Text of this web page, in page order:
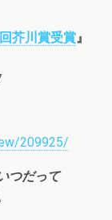
芥川賞受賞』
209925/
つだって